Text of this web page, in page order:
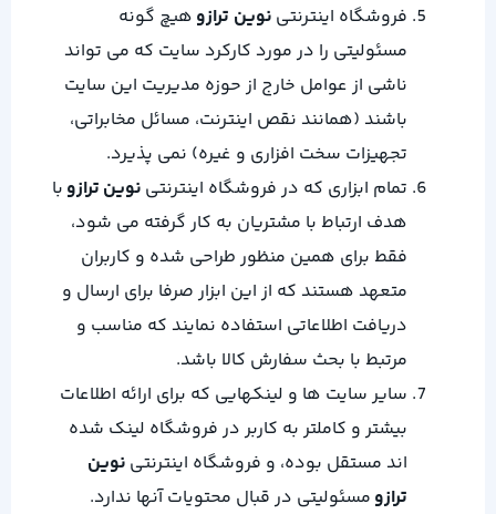
فروشگاه اینترنتی نوین ترازو هیچ گونه
مسئولیتی را در مورد کارکرد سایت که می تواند
ناشى از عوامل خارج از حوزه مدیریت این سایت
باشند (همانند نقص اینترنت، مسائل مخابراتى،
تجهیزات سخت افزاری و غیره) نمی پذیرد.
تمام ابزاری که در فروشگاه اینترنتی نوین ترازو با
هدف ارتباط با مشتریان به کار گرفته می شود،
فقط برای همین منظور طراحی شده و كاربران
متعهد هستند که از این ابزار صرفا برای ارسال و
دریافت اطلاعاتی استفاده نمایند که مناسب و
مرتبط با بحث سفارش كالا باشد.
سایر سایت ها و لینکهایی كه برای ارائه اطلاعات
بیشتر و کاملتر به كاربر در فروشگاه لینك شده
اند مستقل بوده، و فروشگاه اینترنتی نوین
ترازو مسئولیتی در قبال محتویات آنها ندارد.